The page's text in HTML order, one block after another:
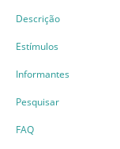
Descrição
Estímulos
Informantes
Pesquisar
FAQ